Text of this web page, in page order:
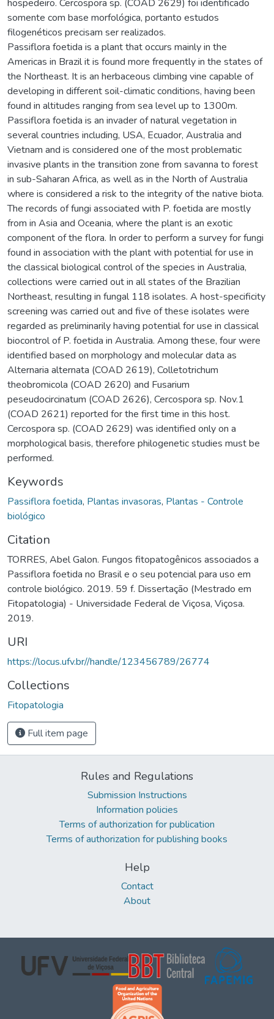
hospedeiro. Cercospora sp. (COAD 2629) foi identificado
somente com base morfológica, portanto estudos
filogenéticos precisam ser realizados.
Passiflora foetida is a plant that occurs mainly in the
Americas in Brazil it is found more frequently in the states of
the Northeast. It is an herbaceous climbing vine capable of
developing in different soil-climatic conditions, having been
found in altitudes ranging from sea level up to 1300m.
Passiflora foetida is an invader of natural vegetation in
several countries including, USA, Ecuador, Australia and
Vietnam and is considered one of the most problematic
invasive plants in the transition zone from savanna to forest
in sub-Saharan Africa, as well as in the North of Australia
where is considered a risk to the integrity of the native biota.
The records of fungi associated with P. foetida are mostly
from in Asia and Oceania, where the plant is an exotic
component of the flora. In order to perform a survey for fungi
found in association with the plant with potential for use in
the classical biological control of the species in Australia,
collections were carried out in all states of the Brazilian
Northeast, resulting in fungal 118 isolates. A host-specificity
screening was carried out and five of these isolates were
regarded as preliminarily having potential for use in classical
biocontrol of P. foetida in Australia. Among these, four were
identified based on morphology and molecular data as
Alternaria alternata (COAD 2619), Colletotrichum
theobromicola (COAD 2620) and Fusarium
peseudocircinatum (COAD 2626), Cercospora sp. Nov.1
(COAD 2621) reported for the first time in this host.
Cercospora sp. (COAD 2629) was identified only on a
morphological basis, therefore philogenetic studies must be
performed.
Keywords
Passiflora foetida, Plantas invasoras, Plantas - Controle
biológico
Citation
TORRES, Abel Galon. Fungos fitopatogênicos associados a
Passiflora foetida no Brasil e o seu potencial para uso em
controle biológico. 2019. 59 f. Dissertação (Mestrado em
Fitopatologia) - Universidade Federal de Viçosa, Viçosa.
2019.
URI
https://locus.ufv.br//handle/123456789/26774
Collections
Fitopatologia
Full item page
Rules and Regulations
Submission Instructions
Information policies
Terms of authorization for publication
Terms of authorization for publishing books
Help
Contact
About